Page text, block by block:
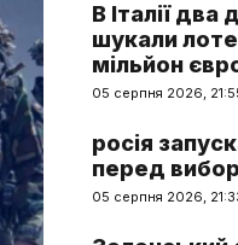
В Італії два
шукали
мільйон
05 серпня 2026,
росія
перед
05 серпня 2026,